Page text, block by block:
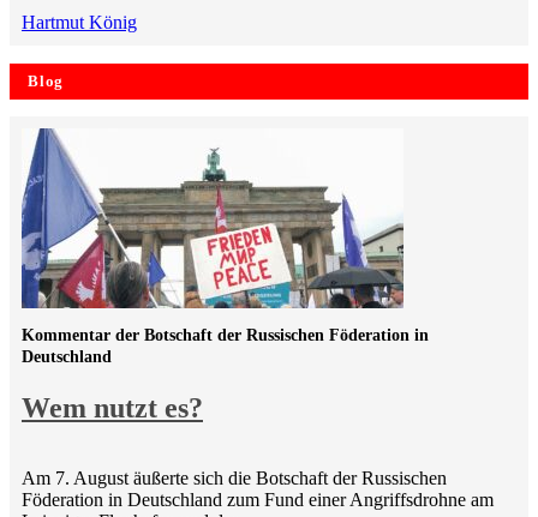
Hartmut König
Blog
Wem nutzt es?
Kommentar der Botschaft der Russischen Föderation in
Deutschland
Am 7. August äußerte sich die Botschaft der Russischen
Föderation in Deutschland zum Fund einer Angriffsdrohne am